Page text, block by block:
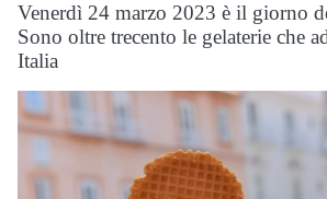
Venerdì 24 marzo 2023 è il giorno
Sono oltre trecento le gelaterie che
Italia